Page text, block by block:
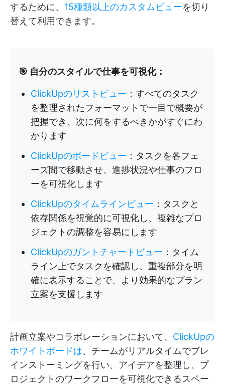
するために、 15種類以上のカスタムビューを切り
替えて利用できます。
🎯 自分のスタイルで仕事を可視化：
ClickUpのリストビュー ：すべてのタスク
を整理されたフォーマットで一目で概要が
把握でき、次に何をするべきかがすぐにわ
かります
ClickUpのボードビュー ：タスクを各フェ
ーズ間で移動させ、進捗状況や仕事のフロ
ーを可視化します
ClickUpのタイムラインビュー ：タスクと
依存関係を視覚的に可視化し、複雑なプロ
ジェクトの調整を容易にします
ClickUpのガントチャートビュー ：タイム
ライン上でタスクを確認し、重複部分を明
確に表示することで、より効果的なプラン
立案を支援します
計画立案やコラボレーションにおいて、 ClickUpの
ホワイトボードは、チームがリアルタイムでブレ
インストーミングを行い、アイデアを整理し、プ
ロジェクトのワークフローを可視化できるスペー